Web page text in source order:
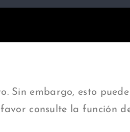
Sin embargo, esto
consulte la función